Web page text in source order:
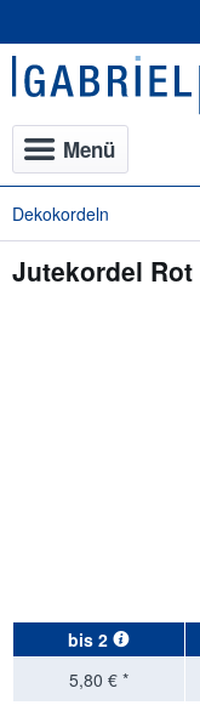
Menü
Dekokordeln
Jutekordel Rot
bis 2
5,80 € *